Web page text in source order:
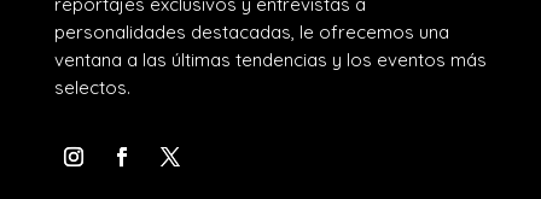
personalidades destacadas, le ofrecemos una
ventana a las últimas tendencias y los eventos más
selectos.